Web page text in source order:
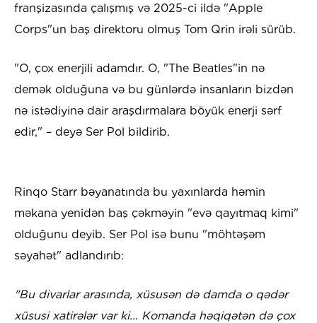
franşizasında çalışmış və 2025-ci ildə "Apple
Corps"un baş direktoru olmuş Tom Qrin irəli sürüb.
"O, çox enerjili adamdır. O, "The Beatles"in nə
demək olduğuna və bu günlərdə insanların bizdən
nə istədiyinə dair araşdırmalara böyük enerji sərf
edir," – deyə Ser Pol bildirib.
Rinqo Starr bəyanatında bu yaxınlarda həmin
məkana yenidən baş çəkməyin "evə qayıtmaq kimi"
olduğunu deyib. Ser Pol isə bunu "möhtəşəm
səyahət" adlandırıb:
"Bu divarlar arasında, xüsusən də damda o qədər
xüsusi xatirələr var ki... Komanda həqiqətən də çox